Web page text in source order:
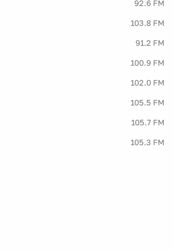
92.6 FM
103.8 FM
91.2 FM
100.9 FM
102.0 FM
105.5 FM
105.7 FM
105.3 FM